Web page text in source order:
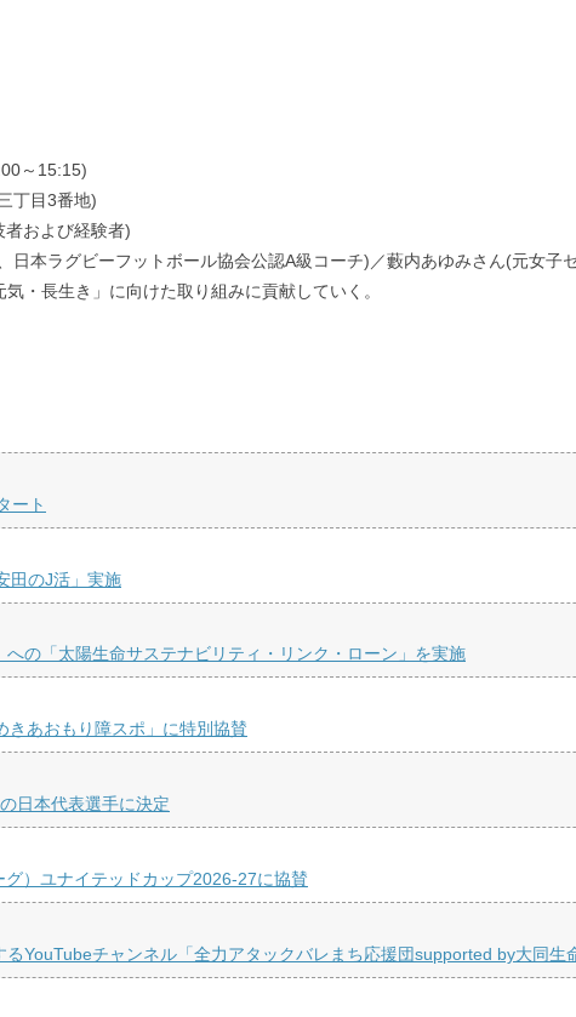
～15:15)
丁目3番地)
者および経験者)
日本ラグビーフットボール協会公認A級コーチ)／藪内あゆみさん(元女子
・長生き」に向けた取り組みに貢献していく。
ート
田のJ活」実施
の「太陽生命サステナビリティ・リンク・ローン」を実施
きあおもり障スポ」に特別協賛
日本代表選手に決定
）ユナイテッドカップ2026-27に協賛
YouTubeチャンネル「全力アタックバレまち応援団supported by大同生